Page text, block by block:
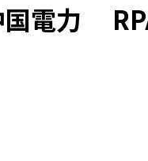
国電力